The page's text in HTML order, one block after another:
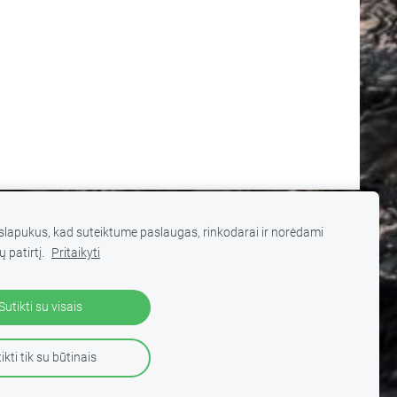
be autorių sutikimo draudžiama
kad suteiktume paslaugas, rinkodarai ir norėdami
patirtį. Pritaikyti
su visais
tik su būtinais